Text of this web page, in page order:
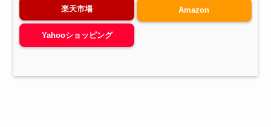
楽天市場 Amazon
Yahooショッピング